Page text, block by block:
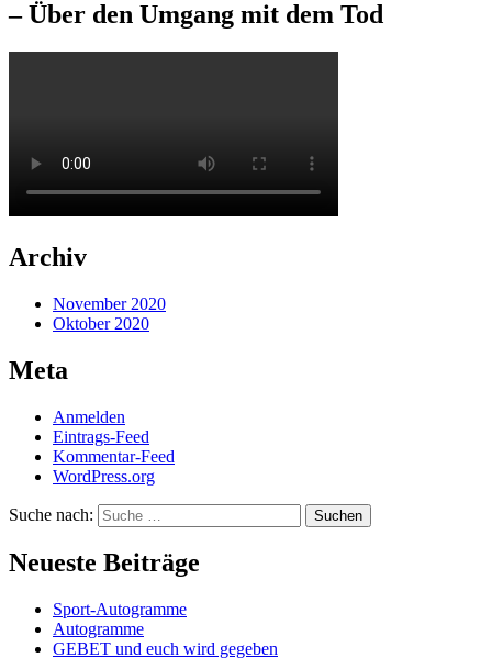
– Über den Umgang mit dem Tod
Archiv
November 2020
Oktober 2020
Meta
Anmelden
Eintrags-Feed
Kommentar-Feed
WordPress.org
Suche nach: Suchen
Neueste Beiträge
Sport-Autogramme
Autogramme
GEBET und euch wird gegeben